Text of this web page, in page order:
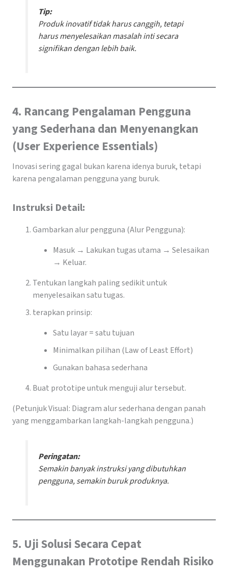
Tip:
Produk inovatiftidak harus canggih, tetapi
harus menyelesaikan masalah inti secara
signifikan dengan lebih baik.
4. Rancang Pengalaman Pengguna
yang Sederhana dan Menyenangkan
(User Experience Essentials)
Inovasi sering gagal bukan karena idenya buruk, tetapi
karena pengalaman pengguna yang buruk.
Instruksi Detail:
Gambarkan alur pengguna (Alur Pengguna):
Masuk → Lakukan tugas utama → Selesaikan
→ Keluar.
Tentukan langkah paling sedikit untuk
menyelesaikan satu tugas.
terapkan prinsip:
Satu layar = satu tujuan
Minimalkan pilihan (Law of Least Effort)
Gunakan bahasa sederhana
Buat prototipe untuk menguji alur tersebut.
(Petunjuk Visual: Diagram alur sederhana dengan panah
yang menggambarkan langkah-langkah pengguna.)
Peringatan:
Semakin banyak instruksi yang dibutuhkan
pengguna, semakin buruk produknya.
5. Uji Solusi Secara Cepat
Menggunakan Prototipe Rendah Risiko